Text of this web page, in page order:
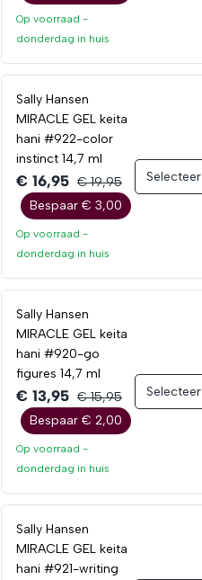
Op voorraad -
donderdag in huis
Sally Hansen
MIRACLE GEL keita
hani #922-color
instinct 14,7 ml
€ 16,95 € 19,95
Bespaar € 3,00
Op voorraad -
donderdag in huis
Selecteer
Sally Hansen
MIRACLE GEL keita
hani #920-go
figures 14,7 ml
€ 13,95 € 15,95
Bespaar € 2,00
Op voorraad -
donderdag in huis
Selecteer
Sally Hansen
MIRACLE GEL keita
hani #921-writing